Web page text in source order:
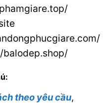
theo yêu cầu,